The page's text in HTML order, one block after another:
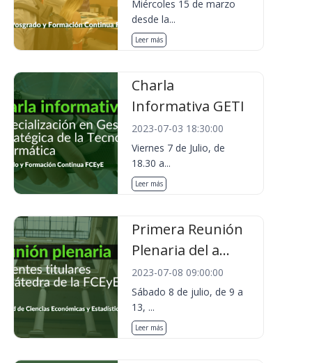
Miércoles 15 de marzo
desde la...
Leer más
Charla
Informativa GETI
2023-07-03 18:30:00
Viernes 7 de Julio, de
18.30 a...
Leer más
Primera Reunión
Plenaria del a...
2023-07-08 09:00:00
Sábado 8 de julio, de 9 a
13, ...
Leer más